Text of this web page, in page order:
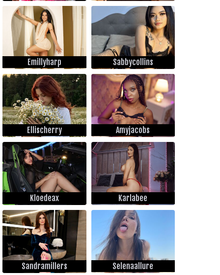
Emillyharp Sabbycollins
Ellischerry Amyjacobs
Kloedeax Karlabee
Sandramillers Selenaallure